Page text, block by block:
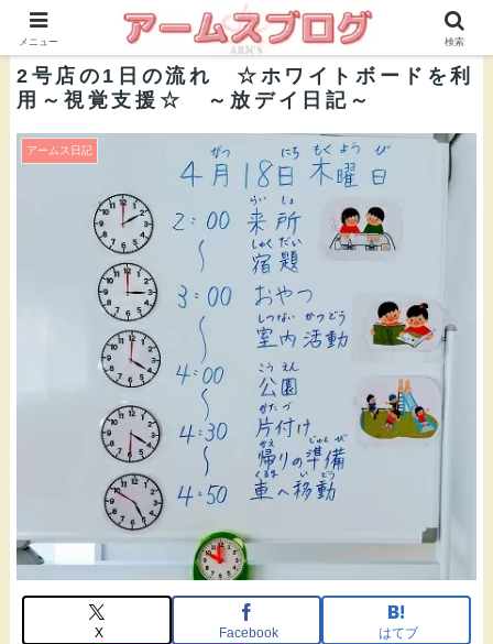
株式会社ＡＲＭ’Ｓ 公式ブログ
2号店の1日の流れ ☆ホワイトボードを利
用～視覚支援☆ ～放デイ日記～
アームス日記
X Facebook はてブ
メニュー 検索